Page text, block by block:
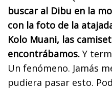
buscar al Dibu en la
con la foto de la
Kolo Muani, las
encontrábamos. Y
Un fenómeno. Jamás
pudiera pasar esto.